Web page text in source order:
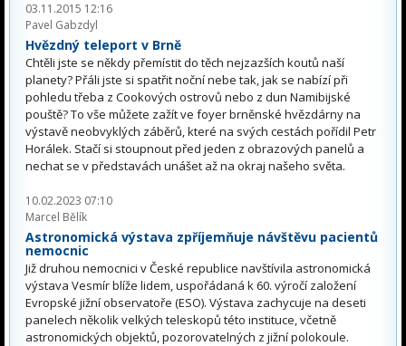
03.11.2015 12:16
Pavel Gabzdyl
Hvězdný teleport v Brně
Chtěli jste se někdy přemístit do těch nejzazších koutů naší
planety? Přáli jste si spatřit noční nebe tak, jak se nabízí při
pohledu třeba z Cookových ostrovů nebo z dun Namibijské
pouště? To vše můžete zažít ve foyer brněnské hvězdárny na
výstavě neobvyklých záběrů, které na svých cestách pořídil Petr
Horálek. Stačí si stoupnout před jeden z obrazových panelů a
nechat se v představách unášet až na okraj našeho světa.
10.02.2023 07:10
Marcel Bělík
Astronomická výstava zpříjemňuje návštěvu pacientů
nemocnic
Již druhou nemocnici v České republice navštívila astronomická
výstava Vesmír blíže lidem, uspořádaná k 60. výročí založení
Evropské jižní observatoře (ESO). Výstava zachycuje na deseti
panelech několik velkých teleskopů této instituce, včetně
astronomických objektů, pozorovatelných z jižní polokoule.